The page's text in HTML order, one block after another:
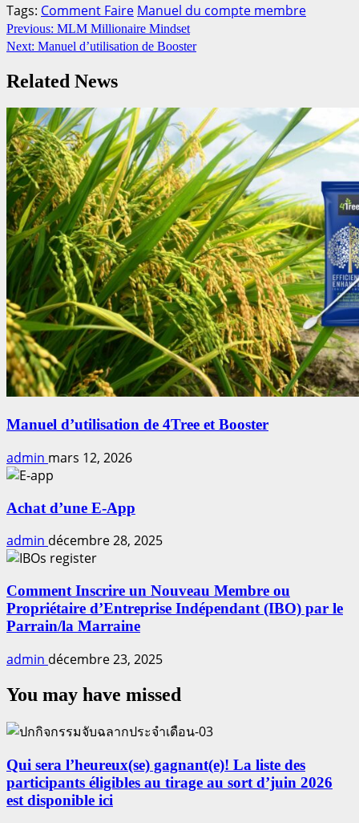
Tags: Comment Faire Manuel du compte membre
Continue
Reading
Previous: MLM Millionaire Mindset
Next: Manuel d’utilisation de Booster
Related News
Manuel d’utilisation de 4Tree et Booster
admin mars 12, 2026
Achat d’une E-App
admin décembre 28, 2025
Comment Inscrire un Nouveau Membre ou
Propriétaire d’Entreprise Indépendant (IBO) par le
Parrain/la Marraine
admin décembre 23, 2025
You may have missed
Qui sera l’heureux(se) gagnant(e)! La liste des
participants éligibles au tirage au sort d’juin 2026
est disponible ici